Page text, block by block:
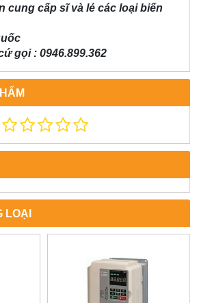
cung cấp sĩ và lẻ các loại biến
gọi : 0946.899.362
LOẠI